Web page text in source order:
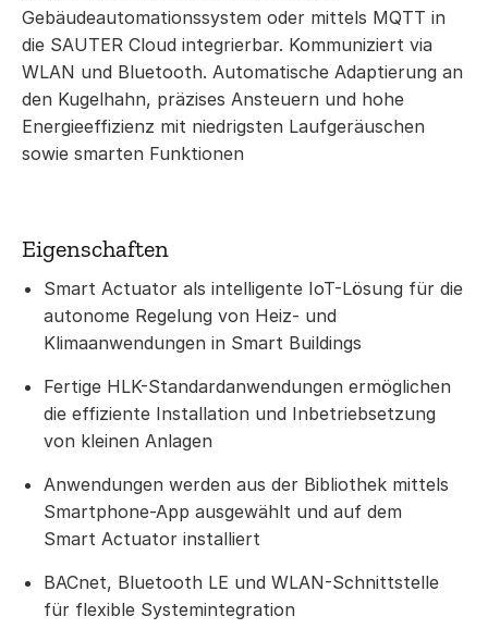
Gebäudeautomationssystem oder mittels MQTT in
die SAUTER Cloud integrierbar. Kommuniziert via
WLAN und Bluetooth. Automatische Adaptierung an
den Kugelhahn, präzises Ansteuern und hohe
Energieeffizienz mit niedrigsten Laufgeräuschen
sowie smarten Funktionen
Eigenschaften
Smart Actuator als intelligente IoT-Lösung für die
autonome Regelung von Heiz- und
Klimaanwendungen in Smart Buildings
Fertige HLK-Standardanwendungen ermöglichen
die effiziente Installation und Inbetriebsetzung
von kleinen Anlagen
Anwendungen werden aus der Bibliothek mittels
Smartphone-App ausgewählt und auf dem
Smart Actuator installiert
BACnet, Bluetooth LE und WLAN-Schnittstelle
für flexible Systemintegration